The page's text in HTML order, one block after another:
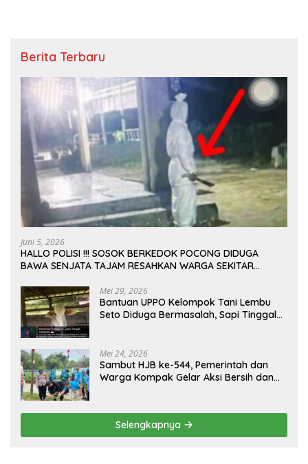
Berita Terbaru
Juni 5, 2026
HALLO POLISI !!! SOSOK BERKEDOK POCONG DIDUGA
BAWA SENJATA TAJAM RESAHKAN WARGA SEKITAR
Mei 29, 2026
Bantuan UPPO Kelompok Tani Lembu
Seto Diduga Bermasalah, Sapi Tinggal
Mei 24, 2026
Sambut HJB ke-544, Pemerintah dan
Warga Kompak Gelar Aksi Bersih dan
Selengkapnya